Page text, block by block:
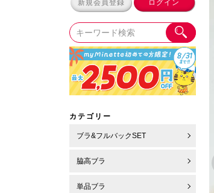
新規会員登録 ログイン
カテゴリー
ブラ&フルバックSET
脇高ブラ
単品ブラ